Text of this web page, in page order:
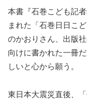
本書『石巻こども記
まれた「石巻日日こ
のかおりさん、出版
向けに書かれた一冊
しいと心から願う。
東日本大震災直後、